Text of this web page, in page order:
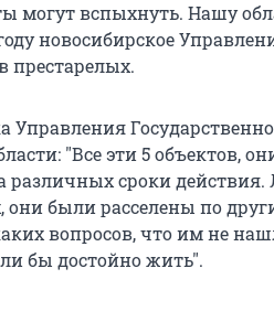
могут вспыхнуть. Нашу
новосибирское
престарелых.
Управления
"Все эти 5 объектов,
различных сроки
они были расселены по
вопросов, что им не
бы достойно жить".